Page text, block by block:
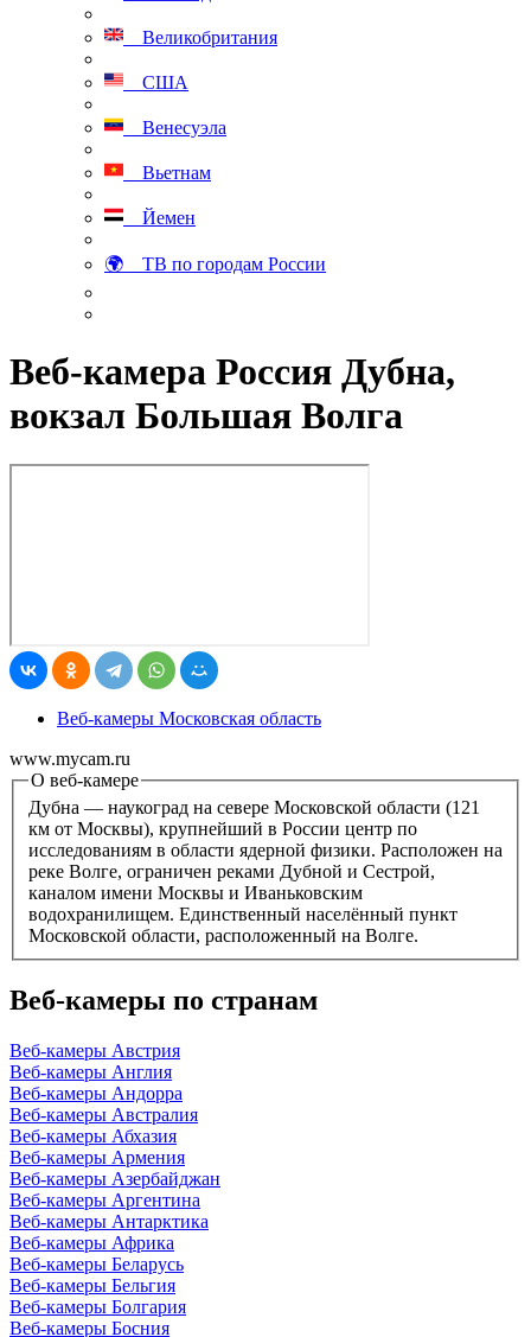
Великобритания
США
Венесуэла
Вьетнам
Йемен
🌍 ТВ по городам России
Веб-камера Россия Дубна,
вокзал Большая Волга
Веб-камеры Московская область
www.mycam.ru
О веб-камере
Дубна — наукоград на севере Московской области (121
км от Москвы), крупнейший в России центр по
исследованиям в области ядерной физики. Расположен на
реке Волге, ограничен реками Дубной и Сестрой,
каналом имени Москвы и Иваньковским
водохранилищем. Единственный населённый пункт
Московской области, расположенный на Волге.
Веб-камеры по странам
Веб-камеры Австрия
Веб-камеры Англия
Веб-камеры Андорра
Веб-камеры Австралия
Веб-камеры Абхазия
Веб-камеры Армения
Веб-камеры Азербайджан
Веб-камеры Аргентина
Веб-камеры Антарктика
Веб-камеры Африка
Веб-камеры Беларусь
Веб-камеры Бельгия
Веб-камеры Болгария
Веб-камеры Босния